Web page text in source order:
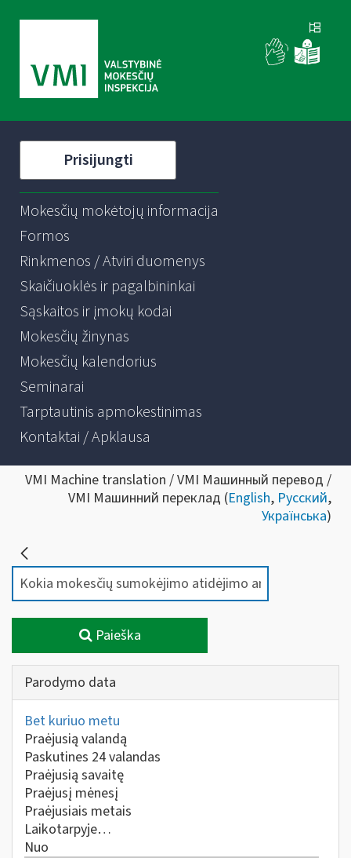
Prisijungti
Mokesčių mokėtojų informacija
Formos
Rinkmenos / Atviri duomenys
Skaičiuoklės ir pagalbininkai
Sąskaitos ir įmokų kodai
Mokesčių žinynas
Mokesčių kalendorius
Seminarai
Tarptautinis apmokestinimas
Kontaktai / Apklausa
VMI Machine translation / VMI Машинный перевод /
VMI Машинний переклад (English, Русский,
Українська)
Paieška
Parodymo data
Bet kuriuo metu
Praėjusią valandą
Paskutines 24 valandas
Praėjusią savaitę
Praėjusį mėnesį
Praėjusiais metais
Laikotarpyje…
Nuo